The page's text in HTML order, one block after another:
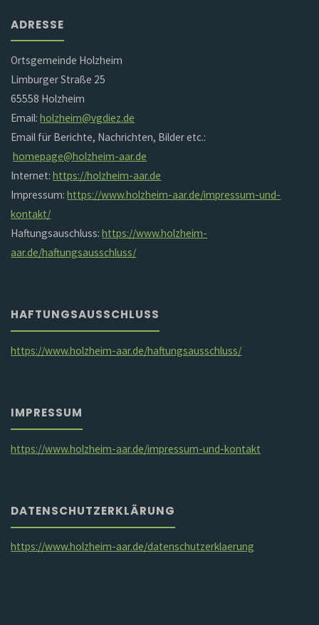
ADRESSE
Ortsgemeinde Holzheim
Limburger Straße 25
65558 Holzheim
Email:holzheim@vgdiez.de
Email für Berichte, Nachrichten, Bilder etc.:
homepage@holzheim-aar.de
Internet:https://holzheim-aar.de
Impressum:https://www.holzheim-aar.de/impressum-und-
kontakt/
Haftungsauschluss:https://www.holzheim-
aar.de/haftungsausschluss/
HAFTUNGSAUSSCHLUSS
https://www.holzheim-aar.de/haftungsausschluss/
IMPRESSUM
https://www.holzheim-aar.de/impressum-und-kontakt
DATENSCHUTZERKLÄRUNG
https://www.holzheim-aar.de/datenschutzerklaerung